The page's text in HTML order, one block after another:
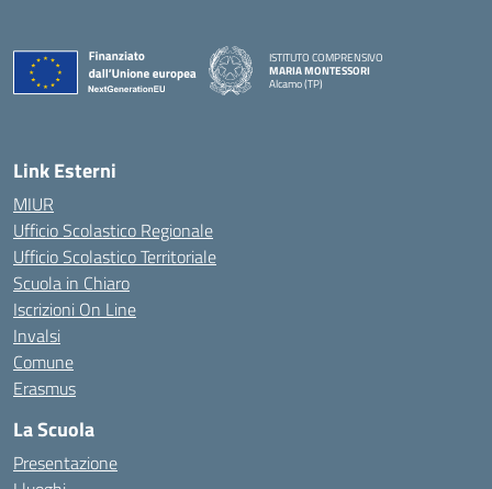
ISTITUTO COMPRENSIVO
MARIA MONTESSORI
Alcamo (TP)
Link Esterni
MIUR
Ufficio Scolastico Regionale
Ufficio Scolastico Territoriale
Scuola in Chiaro
Iscrizioni On Line
Invalsi
Comune
Erasmus
La Scuola
Presentazione